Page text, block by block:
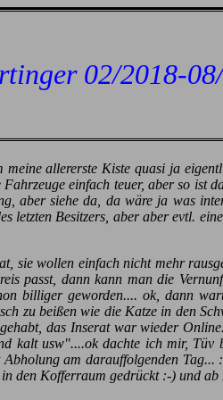
02/2018-
allererste Kiste quasi ja
einfach teuer, aber so ist
aber siehe da, da wäre ja was
letzten Besitzers, aber aber evtl.
sie wollen einfach nicht mehr
passt, dann kann man die
billiger geworden.... ok, dann
zu beißen wie die Katze in den
das Inserat war wieder
kalt usw"....ok dachte ich mir,
am darauffolgenden
den Kofferraum gedrückt :-) und ab